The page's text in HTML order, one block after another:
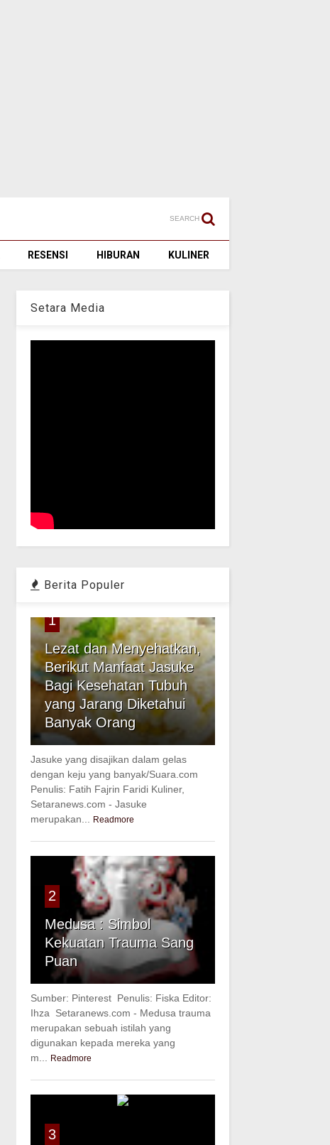
SEARCH
RESENSI HIBURAN KULINER
Setara Media
Berita Populer
1
Lezat dan Menyehatkan,
Berikut Manfaat Jasuke
Bagi Kesehatan Tubuh
yang Jarang Diketahui
Banyak Orang
Jasuke yang disajikan dalam gelas
dengan keju yang banyak/Suara.com
Penulis: Fatih Fajrin Faridi Kuliner,
Setaranews.com - Jasuke
merupakan...
Readmore
2
Medusa : Simbol
Kekuatan Trauma Sang
Puan
Sumber: Pinterest Penulis: Fiska Editor:
Ihza Setaranews.com - Medusa trauma
merupakan sebuah istilah yang
digunakan kepada mereka yang
m...
Readmore
3